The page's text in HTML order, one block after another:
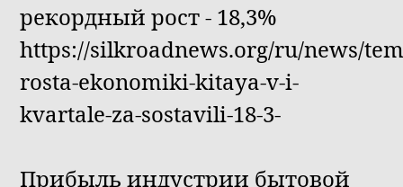
рекордный рост - 18,3%
https://silkroadnews.org/ru/news/
rosta-ekonomiki-kitaya-v-i-
kvartale-za-sostavili-18-3-
Прибыль индустрии бытовой